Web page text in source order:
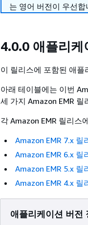
는 영어 버전이 우선합
4.0.0 애플리케
이 릴리스에 포함된 애플
아래 테이블에는 이번
세 가지 Amazon EMR
각 Amazon EMR 릴리스
Amazon EMR 7.x 릴
Amazon EMR 6.x 릴
Amazon EMR 5.x 릴
Amazon EMR 4.x 릴
애플리케이션 버전